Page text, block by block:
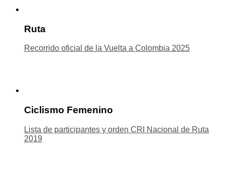
Ruta
Recorrido oficial de la Vuelta a Colombia 2025
Ciclismo Femenino
Lista de participantes y orden CRI Nacional de Ruta
2019